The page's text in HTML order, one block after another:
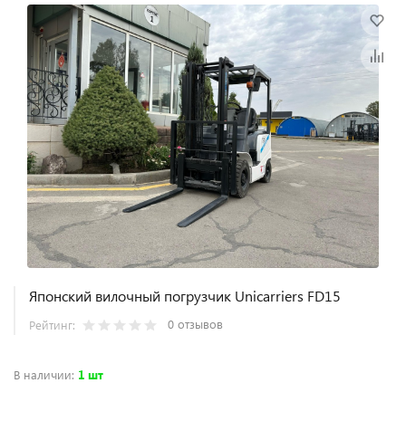
Японский вилочный погрузчик Uniсarriers FD15
Рейтинг: 0 отзывов
В наличии: 1 шт